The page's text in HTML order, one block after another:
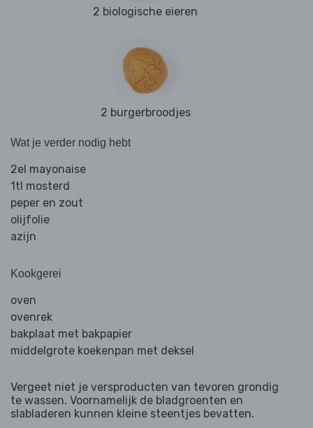
2 biologische eieren
2 burgerbroodjes
Wat je verder nodig hebt
2el mayonaise
1tl mosterd
peper en zout
olijfolie
azijn
Kookgerei
oven
ovenrek
bakplaat met bakpapier
middelgrote koekenpan met deksel
Vergeet niet je versproducten van tevoren grondig
te wassen. Voornamelijk de bladgroenten en
slabladeren kunnen kleine steentjes bevatten.